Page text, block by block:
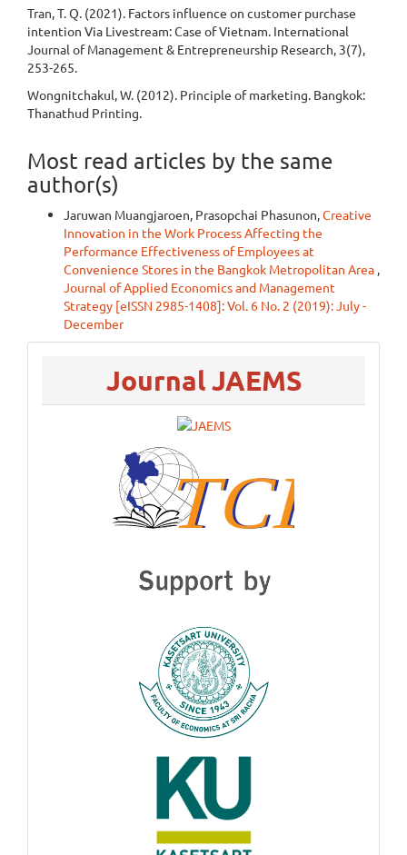
Tran, T. Q. (2021). Factors influence on customer purchase
intention Via Livestream: Case of Vietnam. International
Journal of Management & Entrepreneurship Research, 3(7),
253-265.
Wongnitchakul, W. (2012). Principle of marketing. Bangkok:
Thanathud Printing.
Most read articles by the same
author(s)
Jaruwan Muangjaroen, Prasopchai Phasunon,Creative
Innovation in the Work Process Affecting the
Performance Effectiveness of Employees at
Convenience Stores in the Bangkok Metropolitan Area ,
Journal of Applied Economics and Management
Strategy [eISSN 2985-1408]: Vol. 6 No. 2 (2019): July -
December
Journal JAEMS